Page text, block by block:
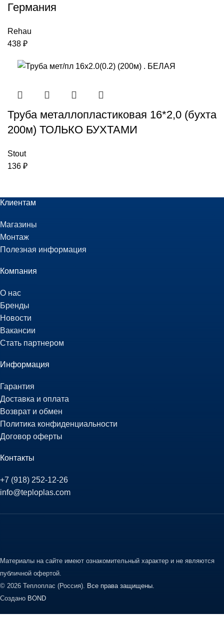
Германия
Rehau
438 ₽
Труба металлопластиковая 16*2,0 (бухта
200м) ТОЛЬКО БУХТАМИ
Stout
136 ₽
Клиентам
Магазины
Монтаж
Полезная информация
Компания
О нас
Бренды
Новости
Вакансии
Стать партнером
Информация
Гарантия
Доставка и оплата
Возврат и обмен
Политика конфиденциальности
Договор оферты
Контакты
+7 (918) 252-12-26
info@teploplas.com
Материалы на сайте имеют ознакомительный характер и не являются
публичной офертой.
© 2026 Теплоплас (Россия). Все права защищены.
Создано BOND